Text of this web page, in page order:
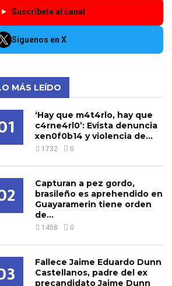
Suscríbete al canal
Síguenos en X
MÁS LEÍDO
‘Hay que m4t4rlo, hay que
c4rne4rl0’: Evista denuncia
xen0f0b14 y violencia de...
1732 0
Capturan a pez gordo,
brasileño es aprehendido en
Guayaramerin tiene orden
de...
1458 0
Fallece Jaime Eduardo Dunn
Castellanos, padre del ex
precandidato Jaime Dunn